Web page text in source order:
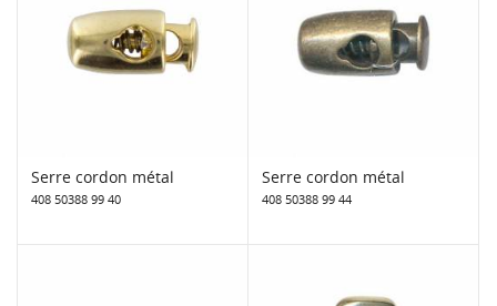
Serre cordon métal
408 50388 99 40
Serre cordon métal
408 50388 99 44